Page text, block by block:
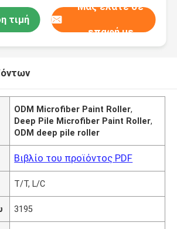
τιμή
Μας ελάτε σε
επαφή με
ODM Microfiber Paint Roller,
Deep Pile Microfiber Paint Roller,
ODM deep pile roller
Βιβλίο του προϊόντος PDF
T/T, L/C
3195